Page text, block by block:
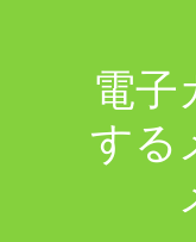
電子
する